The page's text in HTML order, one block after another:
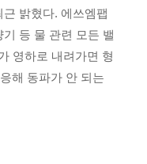
밝혔다. 에쓰엠팹
기 등 물 관련 모든 밸
영하로 내려가면 형
해 동파가 안 되는